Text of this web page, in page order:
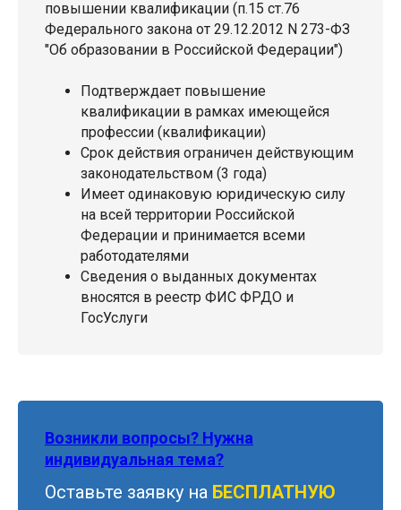
повышении квалификации (п.15 ст.76
Федерального закона от 29.12.2012 N 273-ФЗ
"Об образовании в Российской Федерации")
Подтверждает повышение
квалификации в рамках имеющейся
профессии (квалификации)
Срок действия ограничен действующим
законодательством (3 года)
Имеет одинаковую юридическую силу
на всей территории Российской
Федерации и принимается всеми
работодателями
Сведения о выданных документах
вносятся в реестр ФИС ФРДО и
ГосУслуги
Возникли вопросы? Нужна
индивидуальная тема?
Оставьте заявку на БЕСПЛАТНУЮ